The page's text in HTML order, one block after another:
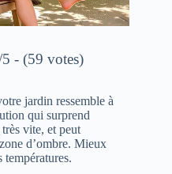
- (59 votes)
jardin ressemble à
qui surprend
vite, et peut
d’ombre. Mieux
températures.